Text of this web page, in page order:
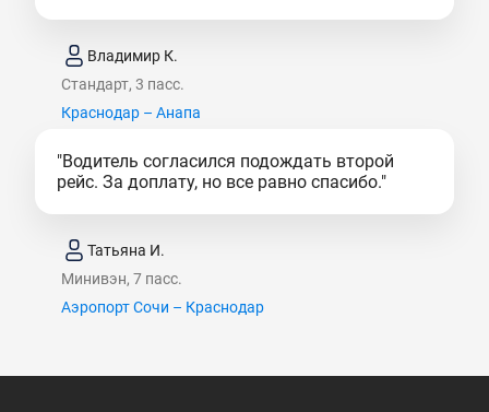
Владимир К.
Стандарт, 3 пасс.
Краснодар – Анапа
"Водитель согласился подождать второй
рейс. За доплату, но все равно спасибо."
Татьяна И.
Минивэн, 7 пасс.
Аэропорт Сочи – Краснодар